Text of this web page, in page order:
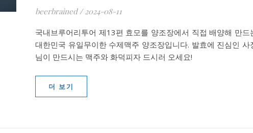
beerbrained / 2024-08-11
국내브루어리투어 제13편 효모를 양조장에서 직접 배양해 만드
대한민국 유일무이한 수제맥주 양조장입니다. 발효에 진심인 사
님이 만드시는 맥주와 화덕피자 드시러 오세요!
더 보기